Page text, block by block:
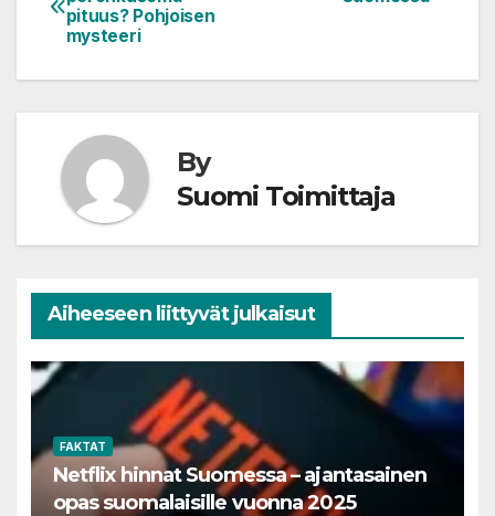
selaus
pituus? Pohjoisen
mysteeri
By
Suomi Toimittaja
Aiheeseen liittyvät julkaisut
FAKTAT
Netflix hinnat Suomessa – ajantasainen
opas suomalaisille vuonna 2025